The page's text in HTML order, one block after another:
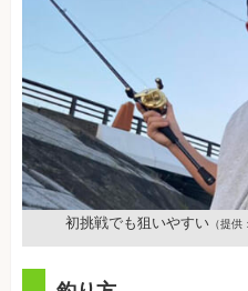
初挑戦でも狙いやすい （提